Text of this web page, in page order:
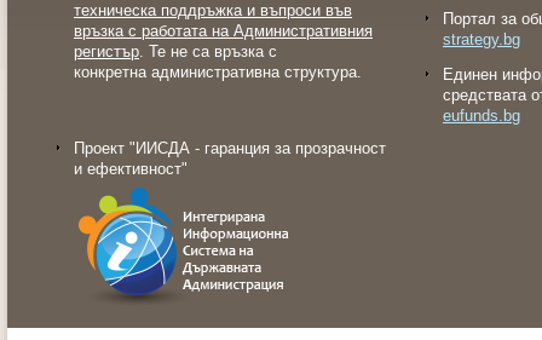
техническа поддръжка и въпроси във
връзка с работата на Административния
регистър. Те не са връзка с
конкретна административна структура.
Проект "ИИСДА - гаранция за прозрачност
и ефективност"
Портал за
strategy.bg
Eдинен
средствата
eufunds.bg